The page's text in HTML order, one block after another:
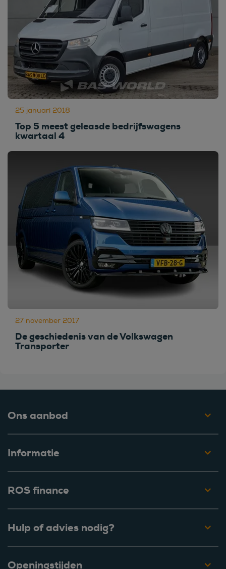
25 januari 2018
Top 5 meest geleasde bedrijfswagens
kwartaal 4
27 november 2017
De geschiedenis van de Volkswagen
Transporter
Ons aanbod
Informatie
ROS finance
Hulp of advies nodig?
Openingstijden